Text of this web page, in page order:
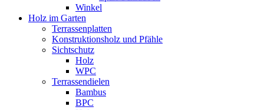
Winkel
Holz im Garten
Terrassenplatten
Konstruktionsholz und Pfähle
Sichtschutz
Holz
WPC
Terrassendielen
Bambus
BPC